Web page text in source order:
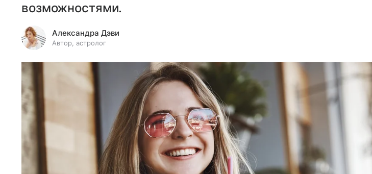
возможностями.
Александра Дэви
Автор, астролог